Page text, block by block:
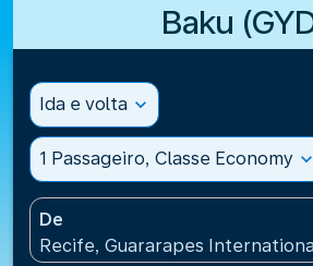
Baku
Ida e volta expand_more
1 Passageiro, Classe Economy expand_more
De
Recife, Guararapes